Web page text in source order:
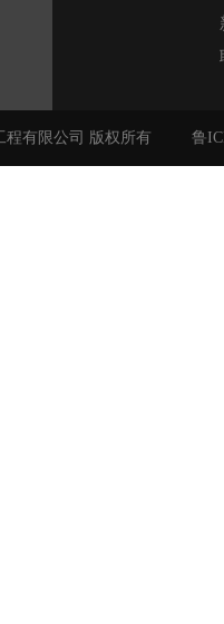
工程有限公司 版权所有 鲁